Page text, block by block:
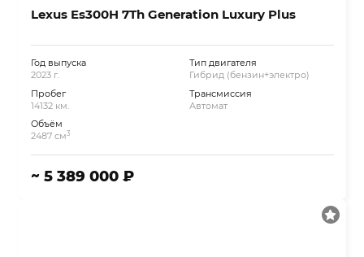
Lexus Es300H 7Th Generation Luxury Plus
Год выпуска
2023 г.
Пробег
14132 км.
Объём
2487 см3
Тип двигателя
Гибрид (бензин+электро)
Трансмиссия
Автомат
~ 5 389 000 ₽